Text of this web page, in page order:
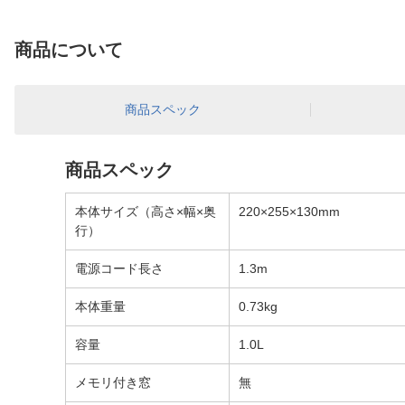
商品について
商品スペック
商品スペック
本体サイズ（高さ×幅×奥
行）
220×255×130mm
電源コード長さ 1.3m
本体重量 0.73kg
容量 1.0L
メモリ付き窓 無